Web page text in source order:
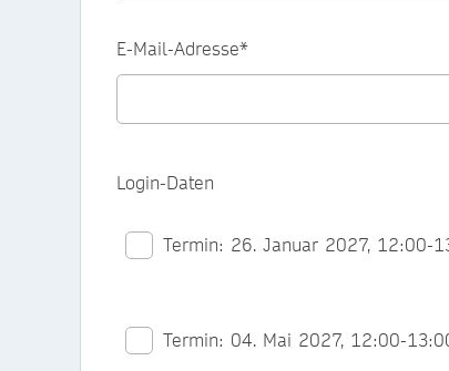
E-Mail-Adresse*
Login-Daten
Termin: 26. Januar 2027, 12:00-
Termin: 04. Mai 2027, 12:00-